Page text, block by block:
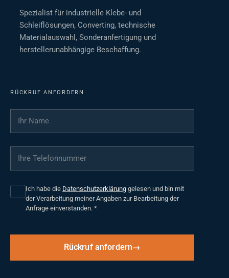
Spezialist für industrielle Klebe- und
Schleiflösungen, Converting, technische
Materialauswahl, Sonderanfertigung und
herstellerunabhängige Beschaffung.
RÜCKRUF ANFORDERN
Ihr Name
Ihre Telefonnummer
Ich habe die Datenschutzerklärung gelesen und bin mit
der Verarbeitung meiner Angaben zur Bearbeitung der
Anfrage einverstanden. *
Rückruf anfordern